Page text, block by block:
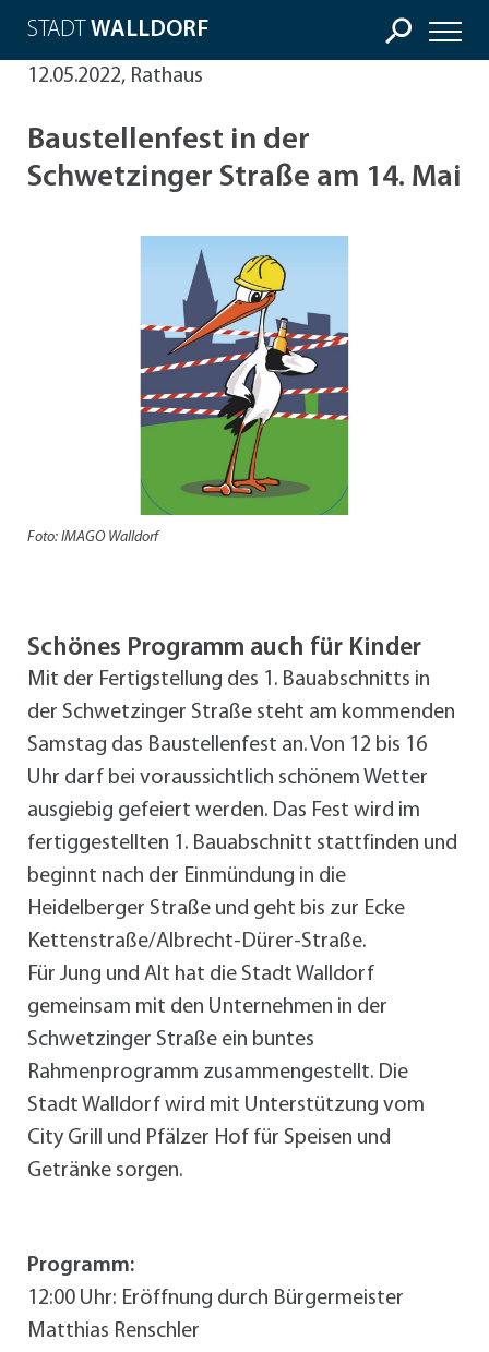
STADT WALLDORF
12.05.2022, Rathaus
Baustellenfest in der
Schwetzinger Straße am 14. Mai
Foto: IMAGO Walldorf
Schönes Programm auch für Kinder
Mit der Fertigstellung des 1. Bauabschnitts in
der Schwetzinger Straße steht am kommenden
Samstag das Baustellenfest an. Von 12 bis 16
Uhr darf bei voraussichtlich schönem Wetter
ausgiebig gefeiert werden. Das Fest wird im
fertiggestellten 1. Bauabschnitt stattfinden und
beginnt nach der Einmündung in die
Heidelberger Straße und geht bis zur Ecke
Kettenstraße/Albrecht-Dürer-Straße.
Für Jung und Alt hat die Stadt Walldorf
gemeinsam mit den Unternehmen in der
Schwetzinger Straße ein buntes
Rahmenprogramm zusammengestellt. Die
Stadt Walldorf wird mit Unterstützung vom
City Grill und Pfälzer Hof für Speisen und
Getränke sorgen.
Programm:
12:00 Uhr: Eröffnung durch Bürgermeister
Matthias Renschler